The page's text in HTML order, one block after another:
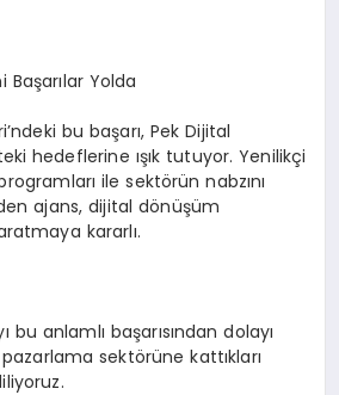
Yolda
bu başarı, Pek Dijital
hedeflerine ışık tutuyor. Yenilikçi
ile sektörün nabzını
ajans, dijital dönüşüm
kararlı.
bu anlamlı başarısından dolayı
sektörüne kattıkları